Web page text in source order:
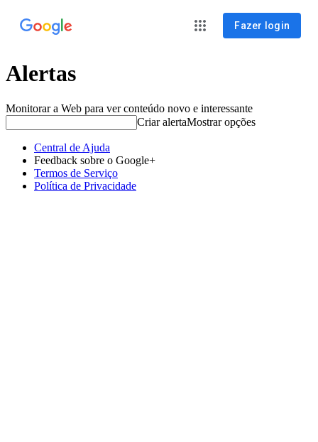
Fazer login
Alertas
Monitorar a Web para ver conteúdo novo e interessante
Criar alertaMostrar opções
Central de Ajuda
Feedback sobre o Google+
Termos de Serviço
Política de Privacidade